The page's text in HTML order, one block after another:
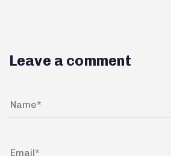
Leave a comment